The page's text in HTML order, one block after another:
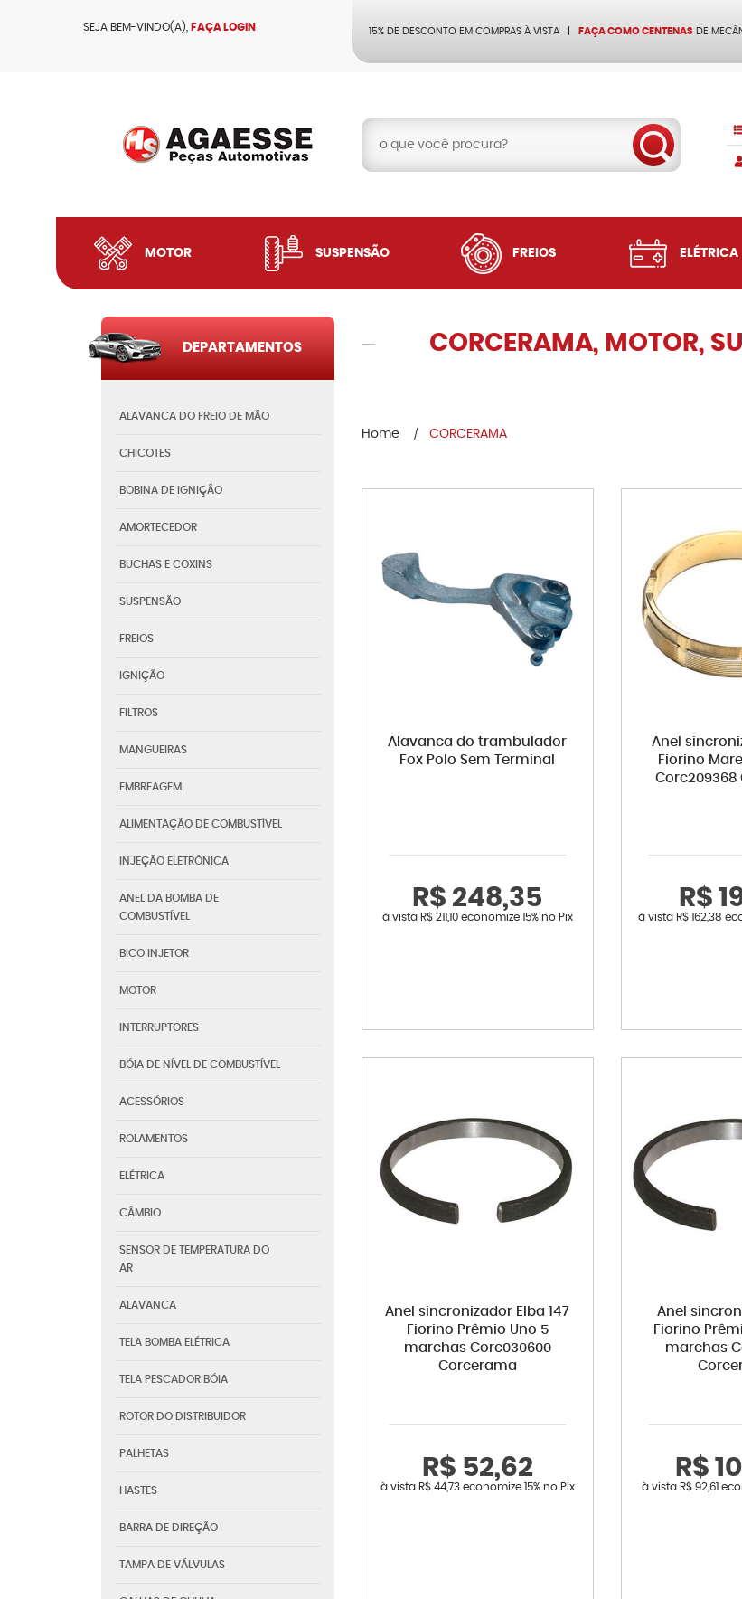
SEJA BEM-VINDO(A), FAÇA LOGIN 15% DE DESCONTO EM COMPRAS À VISTA FAÇA COMO CENTENAS DE
MOTOR SUSPENSÃO FREIOS ELÉTRICA
DEPARTAMENTOS
ALAVANCA DO FREIO DE MÃO
CHICOTES
BOBINA DE IGNIÇÃO
AMORTECEDOR
BUCHAS E COXINS
SUSPENSÃO
FREIOS
IGNIÇÃO
FILTROS
MANGUEIRAS
EMBREAGEM
ALIMENTAÇÃO DE COMBUSTÍVEL
INJEÇÃO ELETRÔNICA
ANEL DA BOMBA DE
COMBUSTÍVEL
BICO INJETOR
MOTOR
INTERRUPTORES
BÓIA DE NÍVEL DE COMBUSTÍVEL
ACESSÓRIOS
ROLAMENTOS
ELÉTRICA
CÂMBIO
SENSOR DE TEMPERATURA DO
AR
ALAVANCA
TELA BOMBA ELÉTRICA
TELA PESCADOR BÓIA
ROTOR DO DISTRIBUIDOR
PALHETAS
HASTES
BARRA DE DIREÇÃO
TAMPA DE VÁLVULAS
CORCERAMA, MOTOR,
Home CORCERAMA
Alavanca do trambulador
Fox Polo Sem Terminal
R$ 248,35
à vista R$ 211,10economize 15% no Pix
Anel
Fiorino
R$
à vista R$ 162,38
Anel sincronizador Elba 147
Fiorino Prêmio Uno 5
marchas Corc030600
Corcerama
R$ 52,62
à vista R$ 44,73economize 15% no Pix
Anel
Fiorino
marchas
R$
à vista R$ 92,61